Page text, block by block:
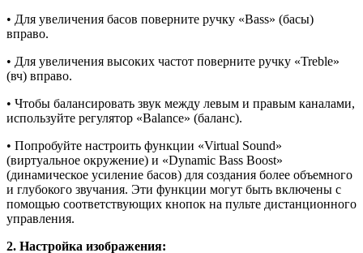
• Для увеличения басов поверните ручку «Bass» (басы)
вправо.
• Для увеличения высоких частот поверните ручку «Treble»
(вч) вправо.
• Чтобы балансировать звук между левым и правым каналами,
используйте регулятор «Balance» (баланс).
• Попробуйте настроить функции «Virtual Sound»
(виртуальное окружение) и «Dynamic Bass Boost»
(динамическое усиление басов) для создания более объемного
и глубокого звучания. Эти функции могут быть включены с
помощью соответствующих кнопок на пульте дистанционного
управления.
2. Настройка изображения: